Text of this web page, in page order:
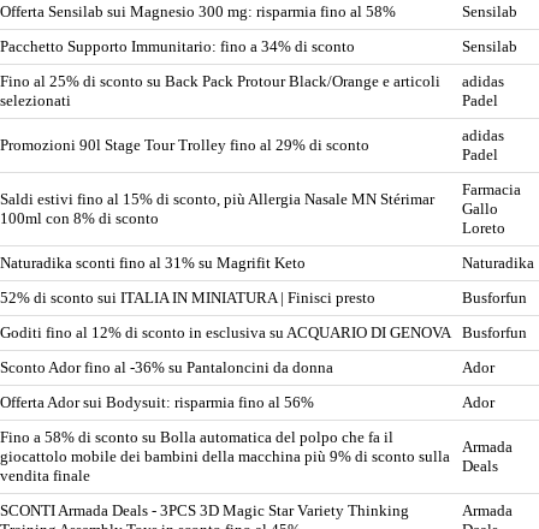
Offerta Sensilab sui Magnesio 300 mg: risparmia fino al 58%
Sensilab
Pacchetto Supporto Immunitario: fino a 34% di sconto
Sensilab
Fino al 25% di sconto su Back Pack Protour Black/Orange e articoli
selezionati
adidas
Padel
Promozioni 90l Stage Tour Trolley fino al 29% di sconto
adidas
Padel
Saldi estivi fino al 15% di sconto, più Allergia Nasale MN Stérimar
100ml con 8% di sconto
Farmacia
Gallo
Loreto
Naturadika sconti fino al 31% su Magrifit Keto
Naturadika
52% di sconto sui ITALIA IN MINIATURA | Finisci presto
Busforfun
Goditi fino al 12% di sconto in esclusiva su ACQUARIO DI GENOVA
Busforfun
Sconto Ador fino al -36% su Pantaloncini da donna
Ador
Offerta Ador sui Bodysuit: risparmia fino al 56%
Ador
Fino a 58% di sconto su Bolla automatica del polpo che fa il
giocattolo mobile dei bambini della macchina più 9% di sconto sulla
vendita finale
Armada
Deals
SCONTI Armada Deals - 3PCS 3D Magic Star Variety Thinking
Armada